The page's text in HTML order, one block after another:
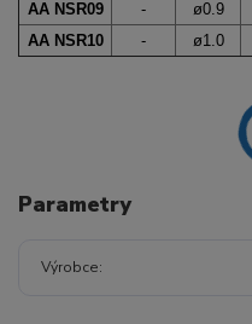
AA NSR09 - ø0.9
AA NSR10
- ø1. 0
Parametry
Výrobce